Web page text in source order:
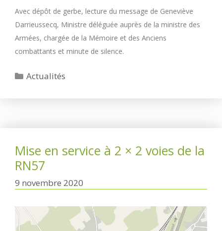
Avec dépôt de gerbe, lecture du message de Geneviève
Darrieussecq, Ministre déléguée auprès de la ministre des
Armées, chargée de la Mémoire et des Anciens
combattants et minute de silence.
Catégories
Actualités
Mise en service à 2 × 2 voies de la
RN57
9 novembre 2020